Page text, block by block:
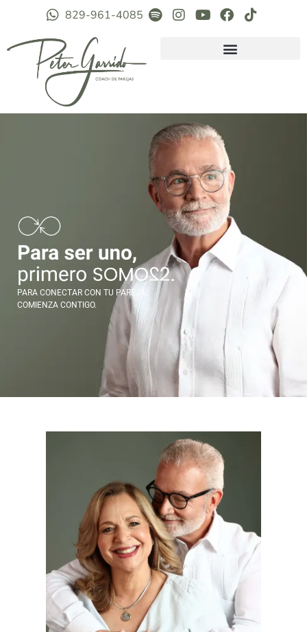
829-961-4085
PARA CONECTAR CON TU PAREJA,
COMIENZA CONTIGO.